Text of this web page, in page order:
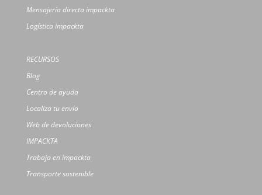
Mensajería directa impackta
Logística impackta
RECURSOS
Blog
Centro de ayuda
Localiza tu envío
Web de devoluciones
IMPACKTA
Trabaja en impackta
Transporte sostenible